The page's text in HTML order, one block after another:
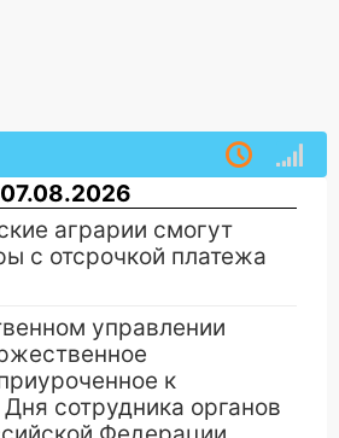
07.08.2026
аграрии смогут
с отсрочкой платежа
управлении
к
сотрудника органов